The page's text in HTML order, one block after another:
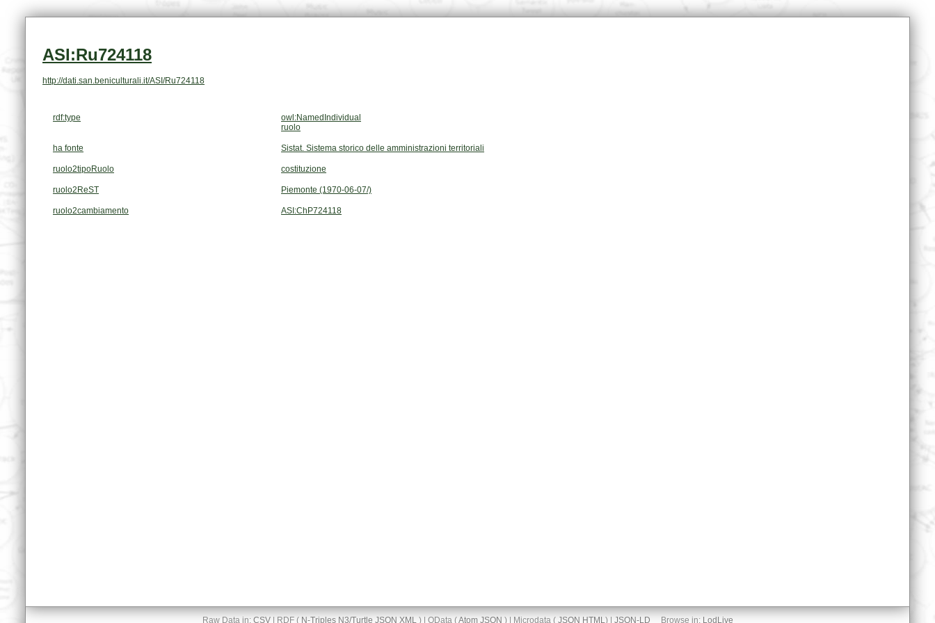
ASI:Ru724118
http://dati.san.beniculturali.it/ASI/Ru724118
rdf:type
owl:NamedIndividual
ruolo
ha fonte Sistat. Sistema storico delle amministrazioni territoriali
ruolo2tipoRuolo costituzione
ruolo2ReST Piemonte (1970-06-07/)
ruolo2cambiamento ASI:ChP724118
Raw Data in: CSV| RDF ( N-Triples N3/Turtle JSON XML) | OData (Atom JSON ) | Microdata ( JSON HTML) | JSON-LD Browse in: LodLive